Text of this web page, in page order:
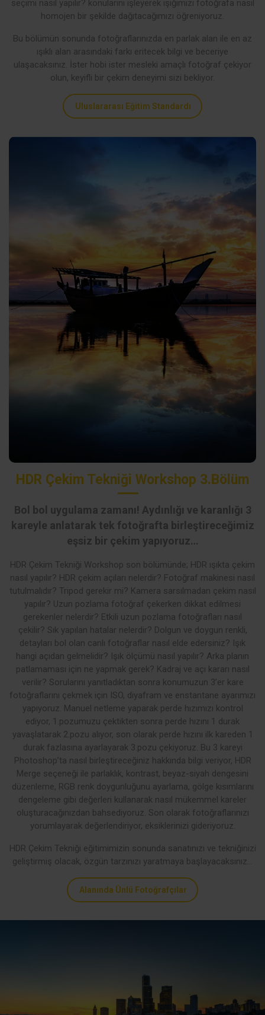
seçimi nasıl yapılır? konularını işleyerek ışığımızı fotoğrafa nasıl
homojen bir şekilde dağıtacağımızı öğreniyoruz.
Bu bölümün sonunda fotoğraflarınızda en parlak alan ile en az
ışıklı alan arasındaki farkı eritecek bilgi ve beceriye
ulaşacaksınız. İster hobi ister mesleki amaçlı fotoğraf çekiyor
olun, keyifli bir çekim deneyimi sizi bekliyor.
Uluslararası Eğitim Standardı
HDR Çekim Tekniği Workshop 3.Bölüm
Bol bol uygulama zamanı! Aydınlığı ve karanlığı 3
kareyle anlatarak tek fotoğrafta birleştireceğimiz
eşsiz bir çekim yapıyoruz…
HDR Çekim Tekniği Workshop son bölümünde; HDR ışıkta çekim
nasıl yapılır? HDR çekim açıları nelerdir? Fotoğraf makinesi nasıl
tutulmalıdır? Tripod gerekir mi? Kamera sarsılmadan çekim nasıl
yapılır? Uzun pozlama fotoğraf çekerken dikkat edilmesi
gerekenler nelerdir? Etkili uzun pozlama fotoğrafları nasıl
çekilir? Sık yapılan hatalar nelerdir? Dolgun ve doygun renkli,
detayları bol olan canlı fotoğraflar nasıl elde edersiniz? Işık
hangi açıdan gelmelidir? Işık ölçümü nasıl yapılır? Arka planın
patlamaması için ne yapmak gerek? Kadraj ve açı kararı nasıl
verilir? Sorularını yanıtladıktan sonra konumuzun 3’er kare
fotoğraflarını çekmek için ISO, diyafram ve enstantane ayarımızı
yapıyoruz. Manuel netleme yaparak perde hızımızı kontrol
ediyor, 1.pozumuzu çektikten sonra perde hızını 1 durak
yavaşlatarak 2.pozu alıyor, son olarak perde hızını ilk kareden 1
durak fazlasına ayarlayarak 3.pozu çekiyoruz. Bu 3 kareyi
Photoshop’ta nasıl birleştireceğiniz hakkında bilgi veriyor, HDR
Merge seçeneği ile parlaklık, kontrast, beyaz-siyah dengesini
düzenleme, RGB renk doygunluğunu ayarlama, gölge kısımlarını
dengeleme gibi değerleri kullanarak nasıl mükemmel kareler
oluşturacağınızdan bahsediyoruz. Son olarak fotoğraflarınızı
yorumlayarak değerlendiriyor, eksiklerinizi gideriyoruz.
HDR Çekim Tekniği eğitimimizin sonunda sanatınızı ve tekniğinizi
geliştirmiş olacak, özgün tarzınızı yaratmaya başlayacaksınız…
Alanında Ünlü Fotoğrafçılar